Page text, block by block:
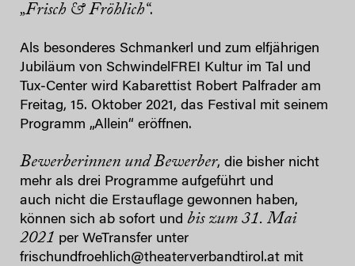
„Frisch & Fröhlich“.
Als besonderes Schmankerl und zum elfjährigen
Jubiläum von SchwindelFREI Kultur im Tal und
Tux‐Center wird Kabarettist Robert Palfrader am
Freitag, 15. Oktober 2021, das Festival mit seinem
Programm „Allein“ eröffnen.
Bewerberinnen und Bewerber, die bisher nicht
mehr als drei Programme aufgeführt und
auch nicht die Erstauflage gewonnen haben,
können sich ab sofort und bis zum 31. Mai
2021 per WeTransfer unter
frischundfroehlich@theaterverbandtirol.at mit